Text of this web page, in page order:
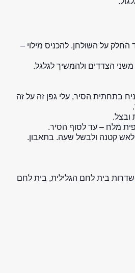
על השולחן. להכניס מילוי –
משני הצדדים ולהמשיך לגלגל.
בתחתית הסיר, עלי גפן זה על זה
ובצל.
מלח – עד לסוף הסיר.
לאש קטנה ולבשל שעה. בתאבון.
שדרות בית לחם הגלילית, בית לחם